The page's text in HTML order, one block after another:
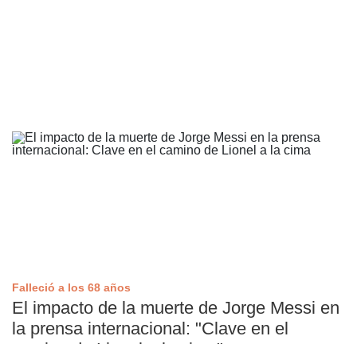
Falleció a los 68 años
El impacto de la muerte de Jorge Messi en
la prensa internacional: "Clave en el